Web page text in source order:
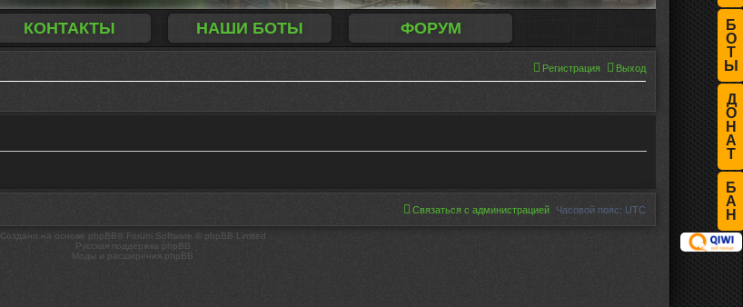
Б
О
Т
Ы
Д
О
Н
А
Т
Б
А
Н
КОНТАКТЫ НАШИ БОТЫ ФОРУМ
Выход
Регистрация
Часовой пояс: UTC
Связаться с администрацией
Создано на основе phpBB® Forum Software © phpBB Limited
Русская поддержка phpBB
Моды и расширения phpBB